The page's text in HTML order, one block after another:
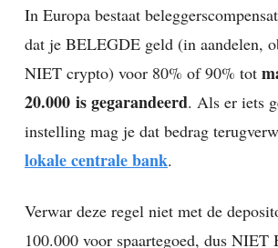
In Europa bestaat
dat je BELEGDE geld (in aandelen,
NIET crypto) voor 80% of 90% tot
20.000 is gegarandeerd. Als er iets
instelling mag je dat bedrag
lokale centrale bank.
Verwar deze regel niet met de
100.000 voor spaartegoed, dus